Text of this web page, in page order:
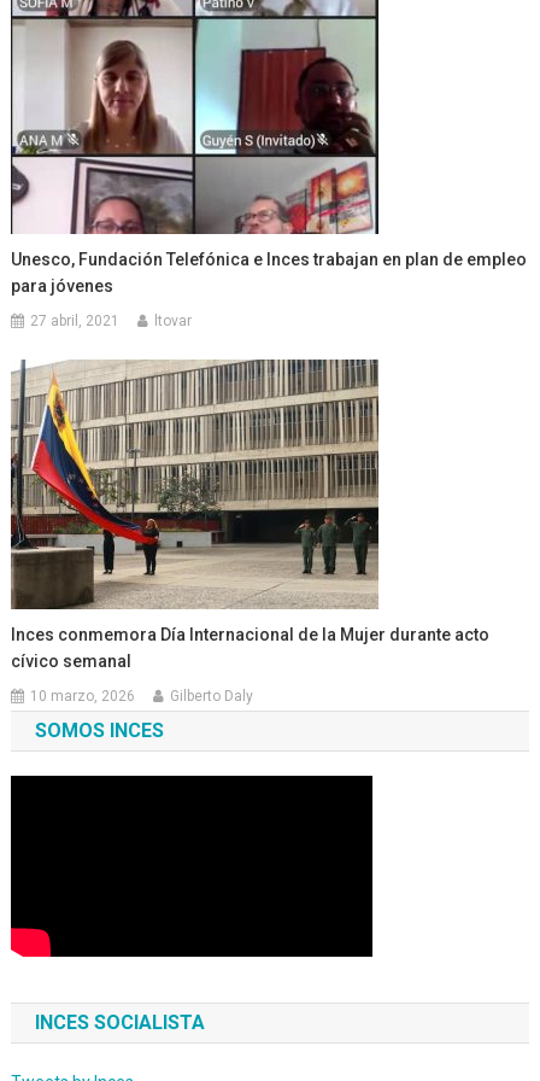
Unesco, Fundación Telefónica e Inces trabajan en plan de empleo
para jóvenes
27 abril, 2021 ltovar
Inces conmemora Día Internacional de la Mujer durante acto
cívico semanal
10 marzo, 2026 Gilberto Daly
SOMOS INCES
INCES SOCIALISTA